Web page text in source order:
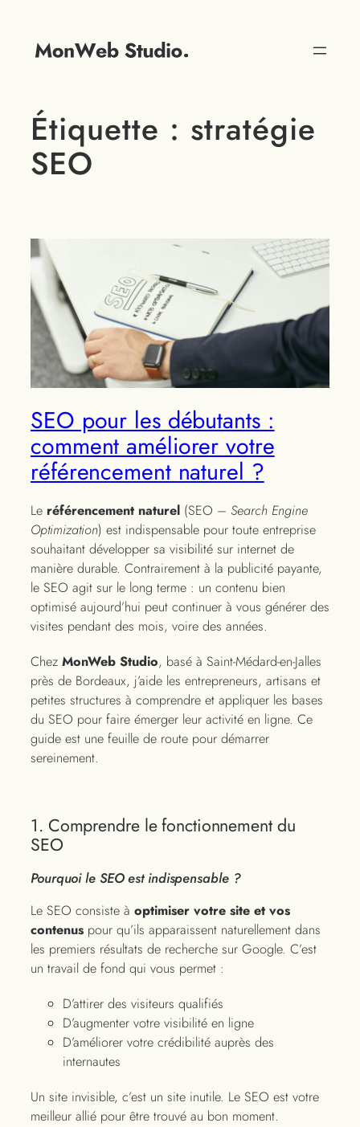
Étiquette : stratégie
SEO
SEO pour les débutants :
comment améliorer votre
référencement naturel ?
Le référencement naturel (SEO – Search Engine
Optimization) est indispensable pour toute entreprise
souhaitant développer sa visibilité sur internet de
manière durable. Contrairement à la publicité payante,
le SEO agit sur le long terme : un contenu bien
optimisé aujourd’hui peut continuer à vous générer des
visites pendant des mois, voire des années.
Chez MonWeb Studio, basé à Saint-Médard-en-Jalles
près de Bordeaux, j’aide les entrepreneurs, artisans et
petites structures à comprendre et appliquer les bases
du SEO pour faire émerger leur activité en ligne. Ce
guide est une feuille de route pour démarrer
sereinement.
1. Comprendre le fonctionnement du
SEO
Pourquoi le SEO est indispensable ?
Le SEO consiste à optimiser votre site et vos
contenus pour qu’ils apparaissent naturellement dans
les premiers résultats de recherche sur Google. C’est
un travail de fond qui vous permet :
D’attirer des visiteurs qualifiés
D’augmenter votre visibilité en ligne
D’améliorer votre crédibilité auprès des
internautes
Un site invisible, c’est un site inutile. Le SEO est votre
meilleur allié pour être trouvé au bon moment.